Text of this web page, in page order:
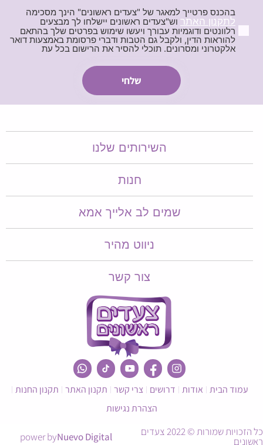
בהכנס פרטייך למאגר של "צעדים ראשונים" הינך מסכימה
לתקנון האתר וש"צעדים ראשונים יישלחו לך מבצעים
רלוונטים ודוגמיות עבורך ויעשו שימוש בפרטים שלך בהתאם
להוראות הדין, ולקבל גם הטבות ודברי פרסומת באמצעות דואר
אלקטרוני ומסרונים. תוכלי להסיר את הרישום בכל עת
השירותים שלנו
חנות
שמים לב אלייך אמא​​
ניווט מהיר
צור קשר
עמוד הבית אודות דרושים צרי קשר תקנון האתר תקנון החנות
הצהרת נגישות
כל הזכויות שמורות © 2022 צעדים
ראשונים power byNuevo Digital